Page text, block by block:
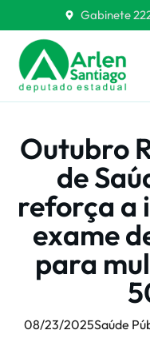
Gabinete
Outubro
de
reforça a
exame
para
08/23/2025Saúde